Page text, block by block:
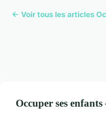
← Voir tous les articles
Occuper ses